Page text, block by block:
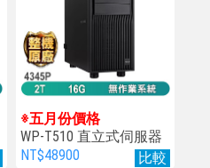
比較
※五月份價格
WP-T510 直立式伺服器
NT$48900